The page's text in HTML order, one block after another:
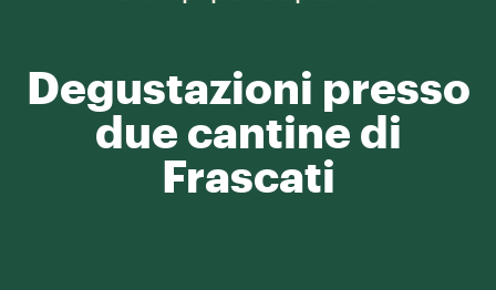
Degustazioni presso
due cantine di
Frascati